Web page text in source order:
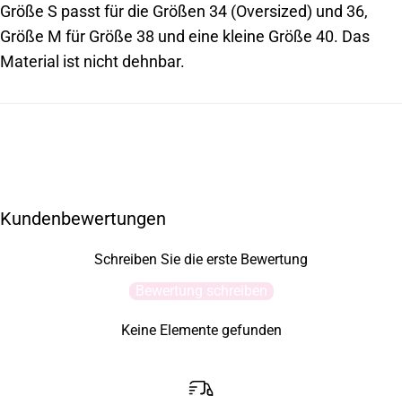
Größe S passt für die Größen 34 (Oversized) und 36,
Größe M für Größe 38 und eine kleine Größe 40. Das
Material ist nicht dehnbar.
Kundenbewertungen
Schreiben Sie die erste Bewertung
Bewertung schreiben
Keine Elemente gefunden